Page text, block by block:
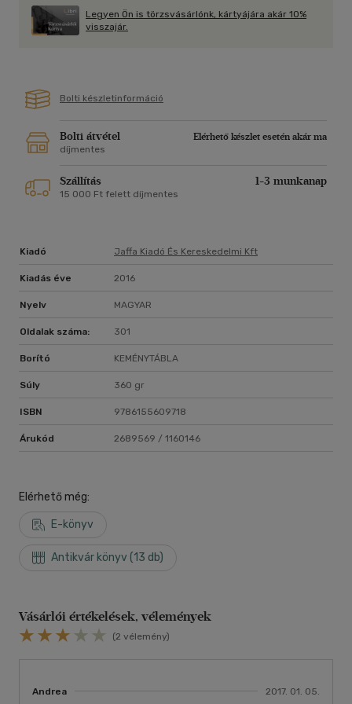
végleges válaszokat, nem nyújt megoldásokat, hanem közös
gondolkodásra hívja az olvasót: hogyan magyarázzuk el a
gyerekeinknek az élet dolgait, melyeket olykor mi magunk is
Legyen Ön is törzsvásárlónk, kártyájára akár 10%
visszajár.
Bolti készletinformáció
Bolti átvétel
Elérhető készlet esetén akár ma
díjmentes
Szállítás 1-3 munkanap
15 000 Ft felett díjmentes
Kiadó Jaffa Kiadó És Kereskedelmi Kft
Kiadás éve 2016
Nyelv MAGYAR
Oldalak száma: 301
Borító KEMÉNYTÁBLA
Súly 360 gr
ISBN 9786155609718
Árukód 2689569 / 1160146
Elérhető még:
E-könyv
Antikvár könyv (13 db)
Vásárlói értékelések, vélemények
(2 vélemény)
Andrea 2017. 01. 05.